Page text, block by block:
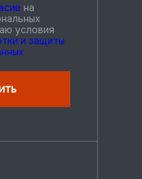
на
условия
и и защиты